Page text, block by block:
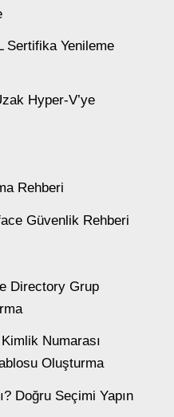
Sertifika Yenileme
Hyper-V’ye
Rehberi
Güvenlik Rehberi
Directory Grup
Numarası
Oluşturma
Doğru Seçimi Yapın